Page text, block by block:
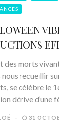
des morts
nous recueillir
se célèbre le
dérive d’une
31